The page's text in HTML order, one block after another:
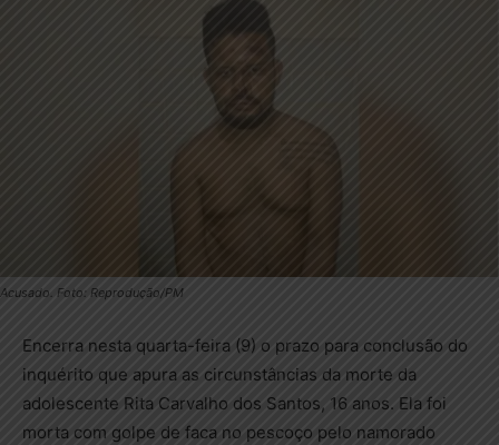
Acusado. Foto: Reprodução/PM
Encerra nesta quarta-feira (9) o prazo para conclusão do
inquérito que apura as circunstâncias da morte da
adolescente Rita Carvalho dos Santos, 16 anos. Ela foi
morta com golpe de faca no pescoço pelo namorado